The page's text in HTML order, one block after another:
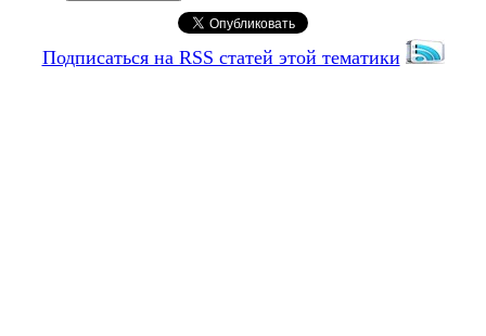
Подписаться на RSS статей этой тематики